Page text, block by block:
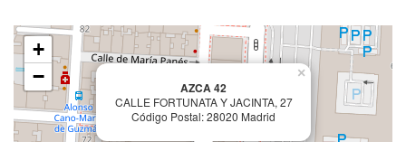
AZCA 42
CALLE FORTUNATA Y JACINTA, 27
Código Postal: 28020 Madrid
×
+
−